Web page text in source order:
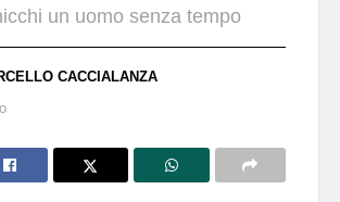
un uomo senza tempo
CACCIALANZA